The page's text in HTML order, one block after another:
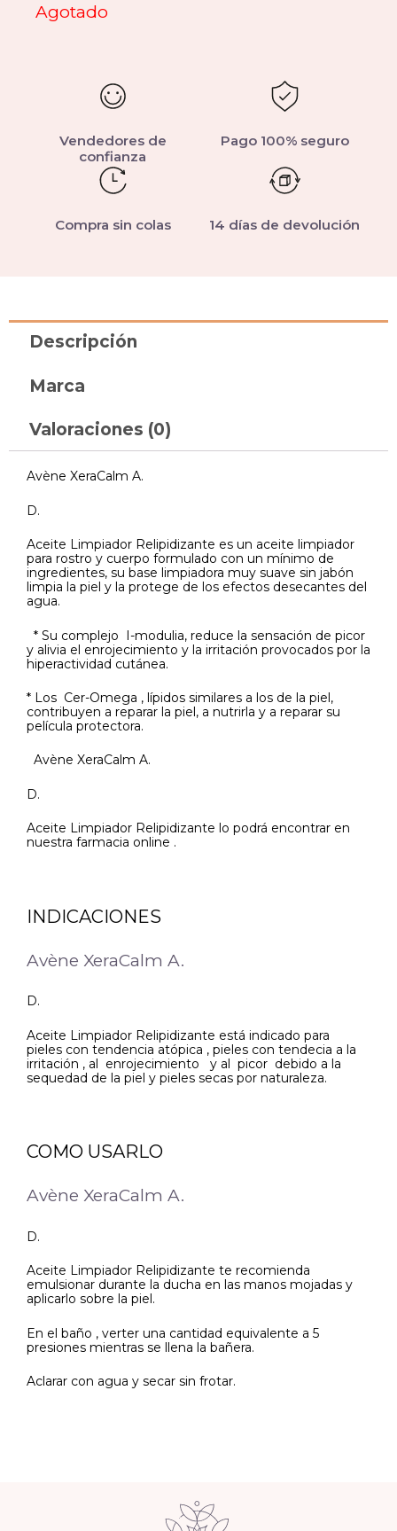
Agotado
Vendedores de
confianza
Pago 100% seguro
Compra sin colas 14 días de devolución
Descripción
Marca
Valoraciones (0)
Avène XeraCalm A.
D.
Aceite Limpiador Relipidizante es un aceite limpiador
para rostro y cuerpo formulado con un mínimo de
ingredientes, su base limpiadora muy suave sin jabón
limpia la piel y la protege de los efectos desecantes del
agua.
* Su complejo I-modulia, reduce la sensación de picor
y alivia el enrojecimiento y la irritación provocados por la
hiperactividad cutánea.
* Los Cer-Omega , lípidos similares a los de la piel,
contribuyen a reparar la piel, a nutrirla y a reparar su
película protectora.
Avène XeraCalm A.
D.
Aceite Limpiador Relipidizante lo podrá encontrar en
nuestra farmacia online .
INDICACIONES
Avène XeraCalm A.
D.
Aceite Limpiador Relipidizante está indicado para
pieles con tendencia atópica , pieles con tendecia a la
irritación , al enrojecimiento y al picor debido a la
sequedad de la piel y pieles secas por naturaleza.
COMO USARLO
Avène XeraCalm A.
D.
Aceite Limpiador Relipidizante te recomienda
emulsionar durante la ducha en las manos mojadas y
aplicarlo sobre la piel.
En el baño , verter una cantidad equivalente a 5
presiones mientras se llena la bañera.
Aclarar con agua y secar sin frotar.